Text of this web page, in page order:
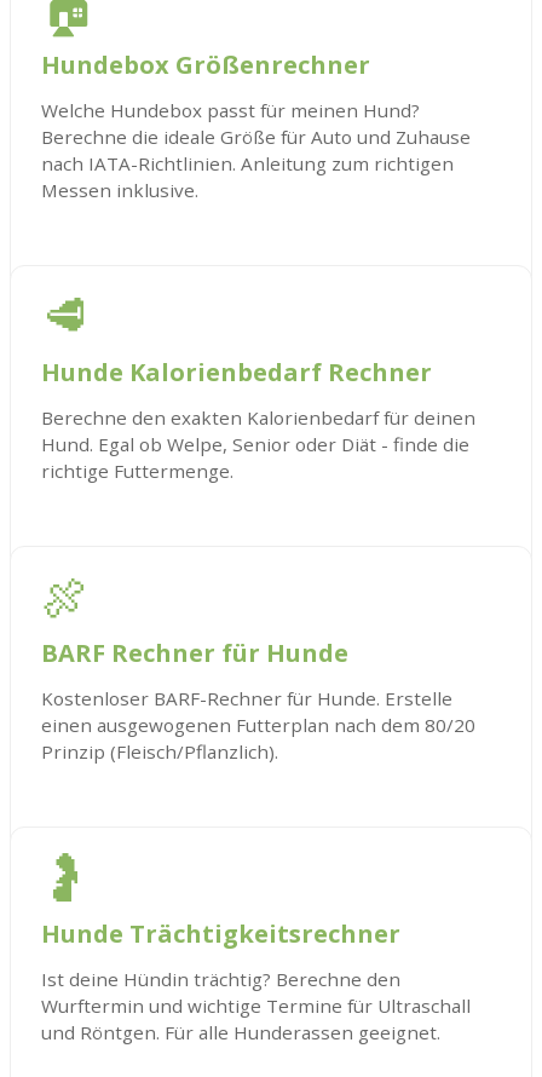
Hundebox Größenrechner
Welche Hundebox passt für meinen Hund?
Berechne die ideale Größe für Auto und Zuhause
nach IATA-Richtlinien. Anleitung zum richtigen
Messen inklusive.
🥩
Hunde Kalorienbedarf Rechner
Berechne den exakten Kalorienbedarf für deinen
Hund. Egal ob Welpe, Senior oder Diät - finde die
richtige Futtermenge.
🍖
BARF Rechner für Hunde
Kostenloser BARF-Rechner für Hunde. Erstelle
einen ausgewogenen Futterplan nach dem 80/20
Prinzip (Fleisch/Pflanzlich).
🤰
Hunde Trächtigkeitsrechner
Ist deine Hündin trächtig? Berechne den
Wurftermin und wichtige Termine für Ultraschall
und Röntgen. Für alle Hunderassen geeignet.